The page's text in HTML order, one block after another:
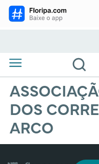
DOS
ARCO